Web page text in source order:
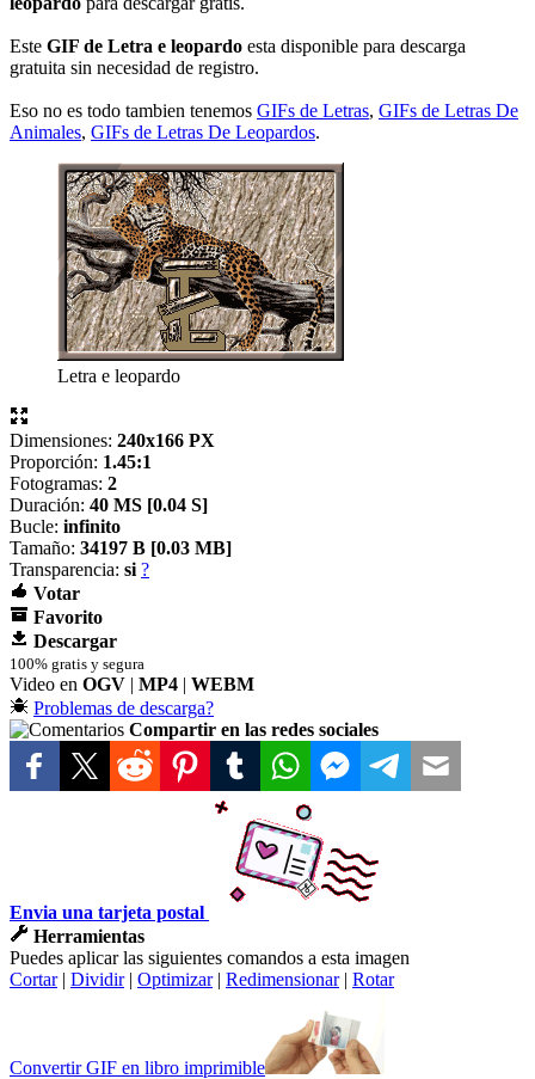
Este GIF de Letra e leopardo esta disponible para descarga
gratuita sin necesidad de registro.
Eso no es todo tambien tenemos GIFs de Letras, GIFs de Letras De
Animales, GIFs de Letras De Leopardos.
Letra e leopardo
Dimensiones: 240x166 PX
Proporción: 1.45:1
Fotogramas: 2
Duración: 40 MS [0.04 S]
Bucle: infinito
Tamaño: 34197 B [0.03 MB]
Transparencia: si ?
Votar
Favorito
Descargar
100% gratis y segura
Video en OGV | MP4 | WEBM
Problemas de descarga?
Compartir en las redes sociales
Envia una tarjeta postal
Herramientas
Puedes aplicar las siguientes comandos a esta imagen
Cortar| Dividir| Optimizar| Redimensionar| Rotar
Convertir GIF en libro imprimible